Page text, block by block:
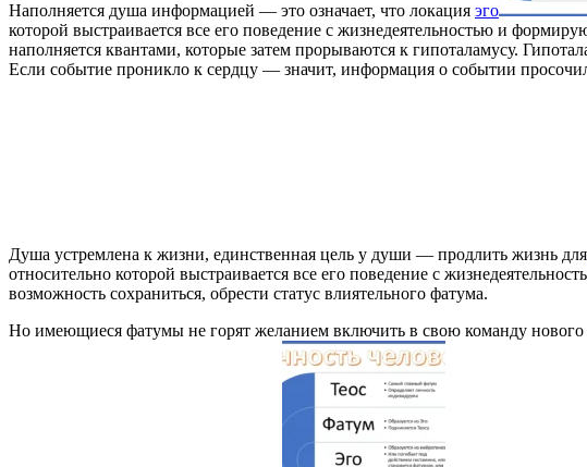
Наполняется душа информацией — это означает, что локация эго
которой выстраивается все его поведение с жизнедеятельностью и
наполняется квантами, которые затем прорываются к гипоталамусу.
Если событие проникло к сердцу — значит, информация о событии
Душа устремлена к жизни, единственная цель у души — продлить жизнь для
относительно которой выстраивается все его поведение с
возможность сохраниться, обрести статус влиятельного фатума.
Но имеющиеся фатумы не горят желанием включить в свою команду